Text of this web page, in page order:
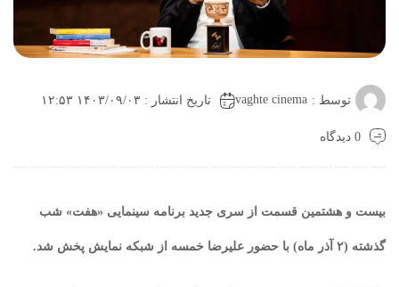
توسط : vaghte cinema تاریخ انتشار : ۱۴۰۳/۰۹/۰۳ ۱۲:۵۳
0 دیدگاه
بیست و هشتمین قسمت از سری جدید برنامه سینمایی «هفت» شب
گذشته (۲ آذر ماه) با حضور علیرضا خمسه از شبکه نمایش پخش شد.